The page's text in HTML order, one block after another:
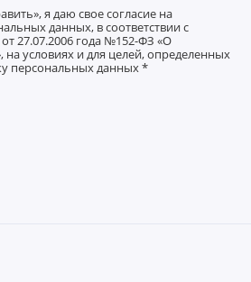
я даю свое согласие на
данных, в соответствии с
27.07.2006 года №152-ФЗ «О
условиях и для целей, определенных
персональных данных *